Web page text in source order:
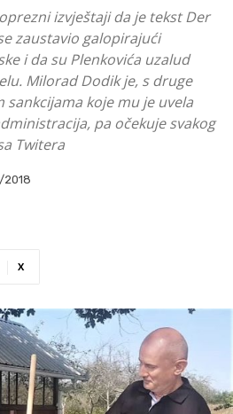
izvještaji da je tekst Der
zaustavio galopirajući
i da su Plenkovića uzalud
Milorad Dodik je, s druge
koje mu je uvela
pa očekuje svakog
Twitera
2018
X